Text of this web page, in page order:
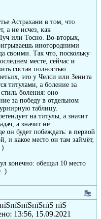
Астрахани в том, что
а не исчез, как
или Тосно. Во-вторых,
иногородними
своими. Так что, поскольку
месте, сейчас и
состав полностью
это у Челси или Зенита
титулами, а боление за
боления: оно
за победу в отдельном
таблицу.
на титулы, а значит
а значит не
он будет побеждать: в первой
и какое место он там займёт,
)
конечно: обещал 10 место
)
пїЅ
13:56, 15.09.2021